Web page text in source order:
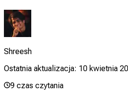
Shreesh
Ostatnia aktualizacja: 10 kwietnia
9 czas czytania